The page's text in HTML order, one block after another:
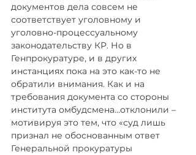
документов дела совсем не
соответствует уголовному и
уголовно-процессуальному
законодательству КР. Но в
Генпрокуратуре, и в других
инстанциях пока на это как-то не
обратили внимания. Как и на
требования документа со стороны
института омбудсмена…отклонили –
мотивируя это тем, что «суд лишь
признал не обоснованным ответ
Генеральной прокуратуры